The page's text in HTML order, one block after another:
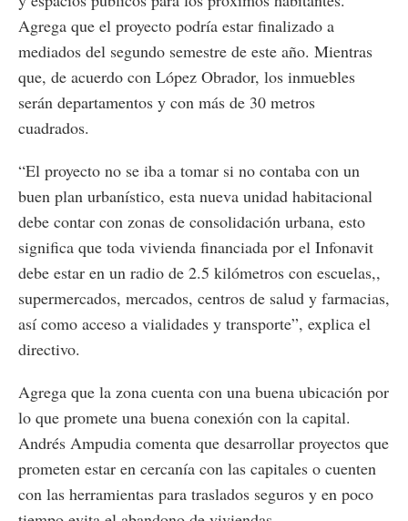
Agrega que el proyecto podría estar finalizado a
mediados del segundo semestre de este año. Mientras
que, de acuerdo con López Obrador, los inmuebles
serán departamentos y con más de 30 metros
cuadrados.
“El proyecto no se iba a tomar si no contaba con un
buen plan urbanístico, esta nueva unidad habitacional
debe contar con zonas de consolidación urbana, esto
significa que toda vivienda financiada por el Infonavit
debe estar en un radio de 2.5 kilómetros con escuelas,,
supermercados, mercados, centros de salud y farmacias,
así como acceso a vialidades y transporte”, explica el
directivo.
Agrega que la zona cuenta con una buena ubicación por
lo que promete una buena conexión con la capital.
Andrés Ampudia comenta que desarrollar proyectos que
prometen estar en cercanía con las capitales o cuenten
con las herramientas para traslados seguros y en poco